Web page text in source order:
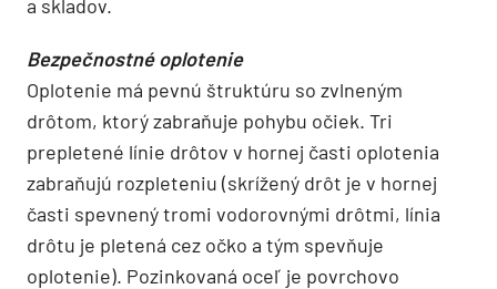
a skladov.
Bezpečnostné oplotenie
Oplotenie má pevnú štruktúru so zvlneným
drôtom, ktorý zabraňuje pohybu očiek. Tri
prepletené línie drôtov v hornej časti oplotenia
zabraňujú rozpleteniu (skrížený drôt je v hornej
časti spevnený tromi vodorovnými drôtmi, línia
drôtu je pletená cez očko a tým spevňuje
oplotenie). Pozinkovaná oceľ je povrchovo